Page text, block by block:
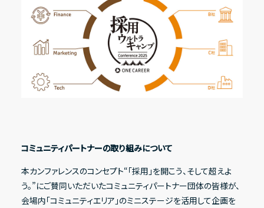
IRポリシー
免責事項
IRに関するお問い合わせ
コミュニティパートナーの取り組みについて
本カンファレンスのコンセプト“「採用」を開こう、そして超えよ
う。”にご賛同いただいたコミュニティパートナー団体の皆様が、
会場内「コミュニティエリア」のミニステージを活用して企画を